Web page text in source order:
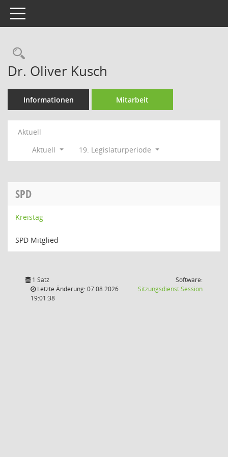
Toggle navigation
Rechercheauswahl
Dr. Oliver Kusch
Informationen Mitarbeit
Aktuell
Aktuell
19. Legislaturperiode
SPD
Kreistag
SPD Mitglied
1 Satz
Letzte Änderung: 07.08.2026
19:01:38
Software:
SitzungsdienstSession(Wird in